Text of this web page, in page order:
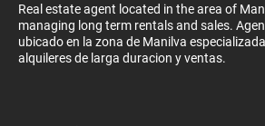
Real estate agent located in the area of
managing long term rentals and sales.
ubicado en la zona de Manilva
alquileres de larga duracion y ventas.